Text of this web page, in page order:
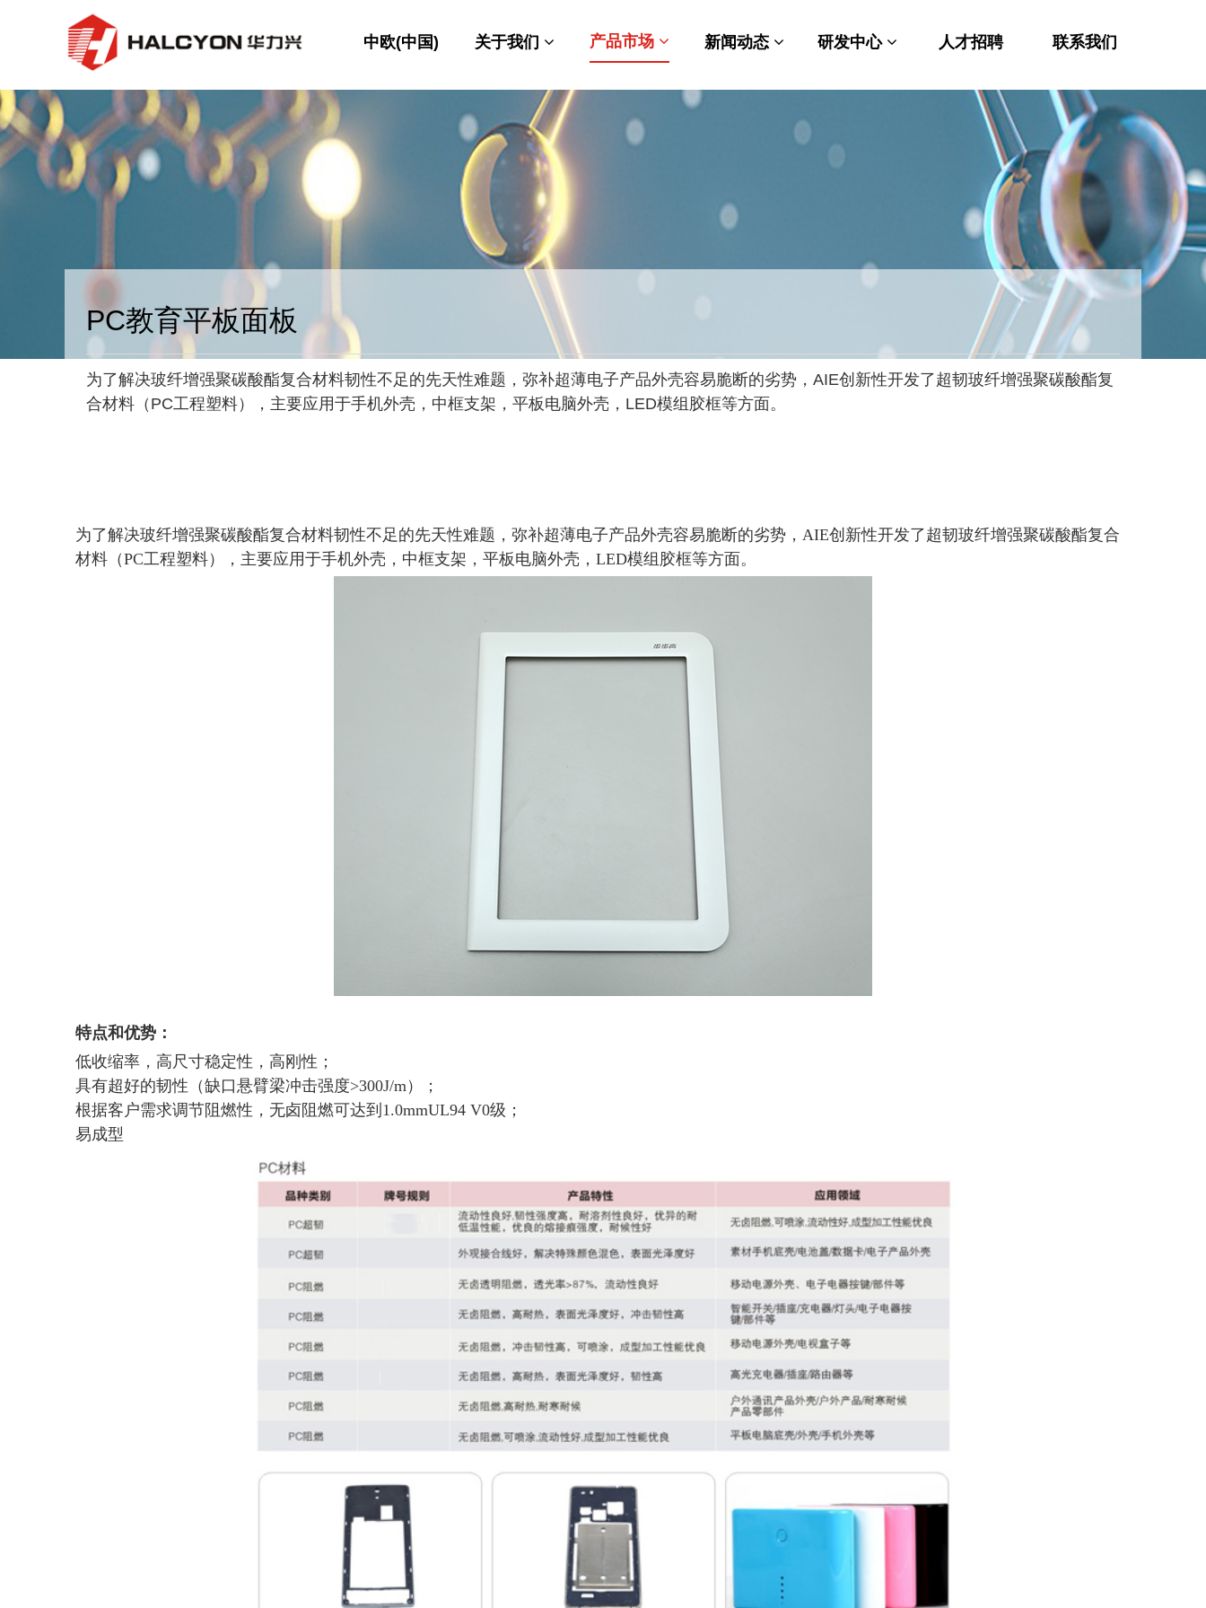
中欧(中国) 关于我们 产品市场 新闻动态 研发中心 人才招聘 联系我们
PC教育平板面板
为了解决玻纤增强聚碳酸酯复合材料韧性不足的先天性难题，弥补超薄电子产品外壳容易脆断的劣势，AIE创新性开发了超韧玻纤增强聚碳酸酯复
合材料（PC工程塑料），主要应用于手机外壳，中框支架，平板电脑外壳，LED模组胶框等方面。
为了解决玻纤增强聚碳酸酯复合材料韧性不足的先天性难题，弥补超薄电子产品外壳容易脆断的劣势，AIE创新性开发了超韧玻纤增强聚碳酸酯复合
材料（PC工程塑料），主要应用于手机外壳，中框支架，平板电脑外壳，LED模组胶框等方面。
特点和优势：
低收缩率，高尺寸稳定性，高刚性；
具有超好的韧性（缺口悬臂梁冲击强度>300J/m）；
根据客户需求调节阻燃性，无卤阻燃可达到1.0mmUL94 V0级；
易成型